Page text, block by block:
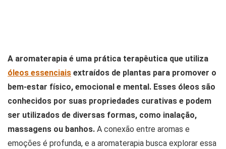
A aromaterapia é uma prática terapêutica que utiliza
óleos essenciais extraídos de plantas para promover o
bem-estar físico, emocional e mental. Esses óleos são
conhecidos por suas propriedades curativas e podem
ser utilizados de diversas formas, como inalação,
massagens ou banhos. A conexão entre aromas e
emoções é profunda, e a aromaterapia busca explorar essa